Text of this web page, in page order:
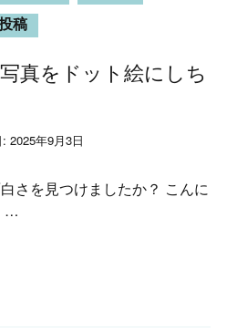
稿
真をドット絵にしち
2025年9月3日
さを見つけましたか？ こんに
…